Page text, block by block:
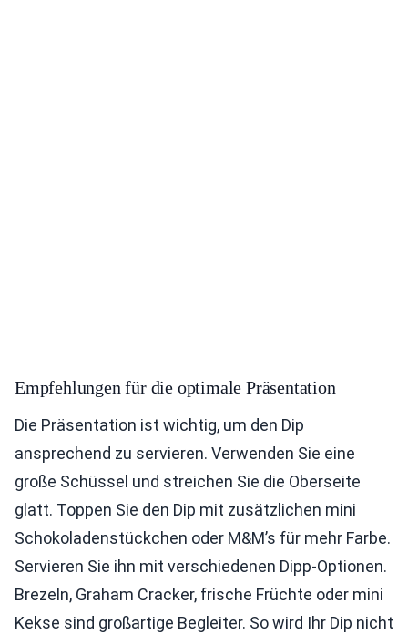
Empfehlungen für die optimale Präsentation
Die Präsentation ist wichtig, um den Dip
ansprechend zu servieren. Verwenden Sie eine
große Schüssel und streichen Sie die Oberseite
glatt. Toppen Sie den Dip mit zusätzlichen mini
Schokoladenstückchen oder M&M’s für mehr Farbe.
Servieren Sie ihn mit verschiedenen Dipp-Optionen.
Brezeln, Graham Cracker, frische Früchte oder mini
Kekse sind großartige Begleiter. So wird Ihr Dip nicht